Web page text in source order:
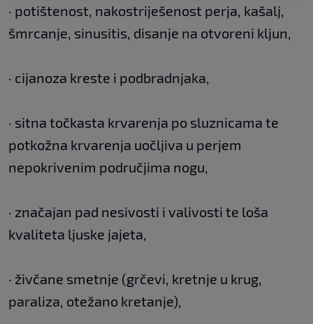
· potištenost, nakostriješenost perja, kašalj,
šmrcanje, sinusitis, disanje na otvoreni kljun,
· cijanoza kreste i podbradnjaka,
· sitna točkasta krvarenja po sluznicama te
potkožna krvarenja uočljiva u perjem
nepokrivenim područjima nogu,
· značajan pad nesivosti i valivosti te loša
kvaliteta ljuske jajeta,
· živčane smetnje (grčevi, kretnje u krug,
paraliza, otežano kretanje),